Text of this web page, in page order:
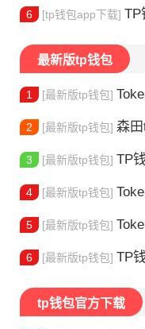
6 [tp钱包app下载] TP
最新版tp钱包
1 [最新版tp钱包]
2 [最新版tp钱包] 森
3 [最新版tp钱包] TP钱
4 [最新版tp钱包]
5 [最新版tp钱包]
6 [最新版tp钱包] TP
tp钱包官方下载